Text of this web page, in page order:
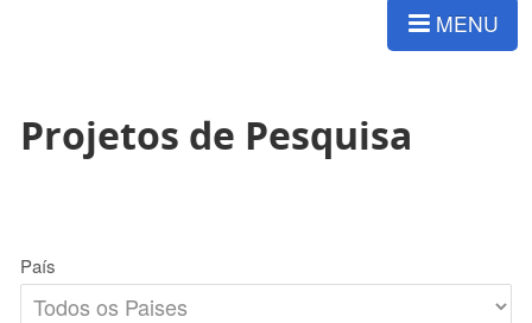
MENU
Projetos de Pesquisa
País